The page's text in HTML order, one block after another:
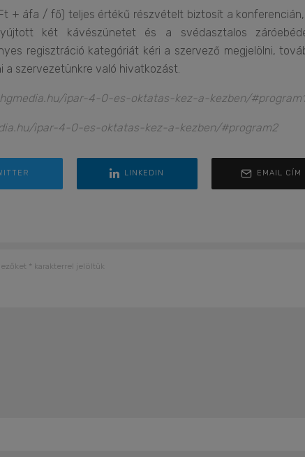
+ áfa / fő) teljes értékű részvételt biztosít a
két kávészünetet és a svédasztalos
regisztráció kategóriát kéri a szervező megjelölni,
szervezetünkre való hivatkozást.
ipar-4-0-es-oktatas-kez-a-kezben/#program1
ipar-4-0-es-oktatas-kez-a-kezben/#program2
LINKEDIN EMAIL CÍM
* karakterrel jelöltük